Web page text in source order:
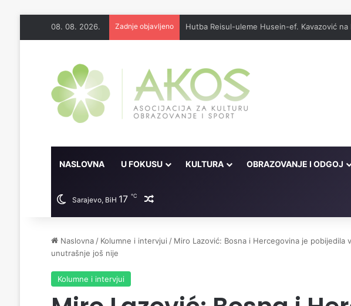
08. 08. 2026. Zadnje objavljeno Džennet je dar Milostivog onima koji su
NASLOVNA U FOKUSU KULTURA OBRAZOVANJE I ODGOJ
Sarajevo, BiH 17 ℃ Random članak
Naslovna / Kolumne i intervjui / Miro Lazović: Bosna i Hercegovina je pobijedila
unutrašnje još nije
Kolumne i intervjui